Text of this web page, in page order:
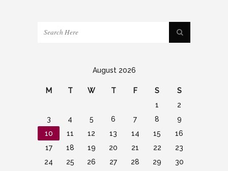
August 2026
M T W T F S
S
1
2
3
4 5 6 7 8
9
10
11 12 13 14 15
16
17
18 19 20 21 22
23
24
25 26 27 28 29
30